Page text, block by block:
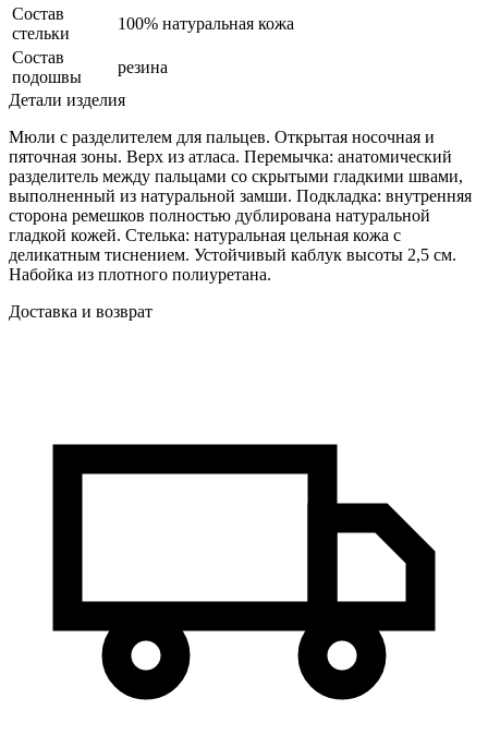
Состав
стельки
100% натуральная кожа
Состав
подошвы
резина
Детали изделия
Мюли с разделителем для пальцев. Открытая носочная и
пяточная зоны. Верх из атласа. Перемычка: анатомический
разделитель между пальцами со скрытыми гладкими швами,
выполненный из натуральной замши. Подкладка: внутренняя
сторона ремешков полностью дублирована натуральной
гладкой кожей. Стелька: натуральная цельная кожа с
деликатным тиснением. Устойчивый каблук высоты 2,5 см.
Набойка из плотного полиуретана.
Доставка и возврат